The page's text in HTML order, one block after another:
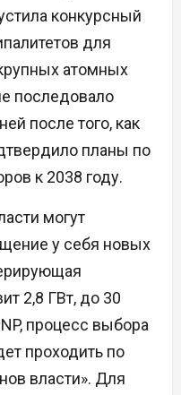
конкурсный
для
атомных
последовало
после того, как
планы по
к 2038 году.
могут
у себя новых
2,8 ГВт, до 30
процесс выбора
проходить по
власти». Для